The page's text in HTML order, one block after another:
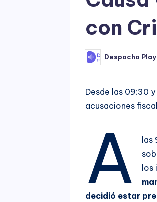
con
Posted
by
Despacho Play
Desde las 09:30
acusaciones
A
las
los
decidió estar